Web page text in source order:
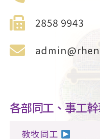
2858 9943
各部同工、事工
教牧同工